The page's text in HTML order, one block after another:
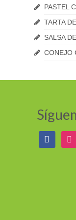
PASTEL
TARTA
SALSA
CONEJO
facebook